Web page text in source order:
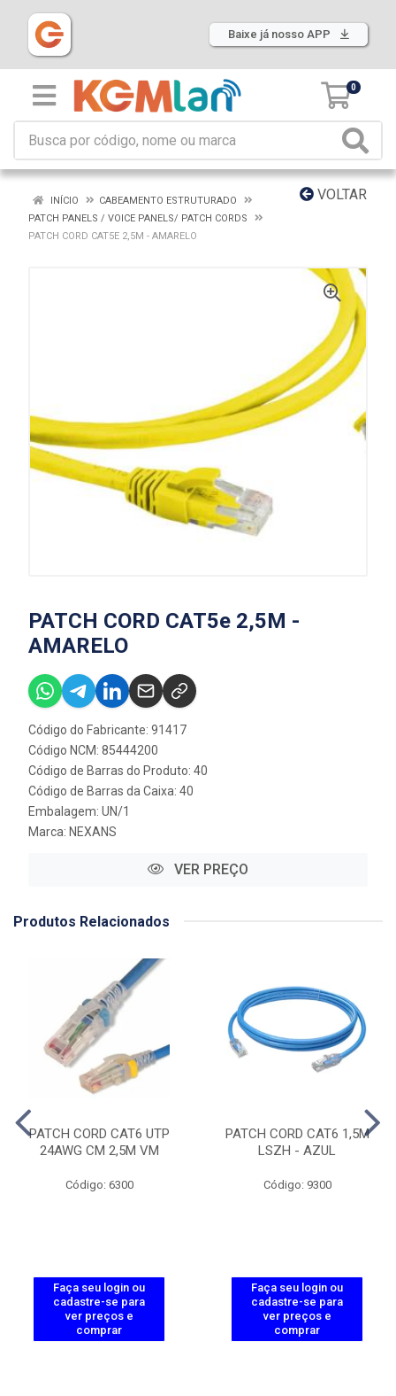
Baixe já nosso APP
0
VOLTAR
INÍCIO
CABEAMENTO ESTRUTURADO
PATCH PANELS / VOICE PANELS/ PATCH CORDS
PATCH CORD CAT5E 2,5M - AMARELO
PATCH CORD CAT5e 2,5M -
AMARELO
Código do Fabricante: 91417
Código NCM: 85444200
Código de Barras do Produto: 40
Código de Barras da Caixa: 40
Embalagem: UN/1
Marca: NEXANS
VER PREÇO
Produtos Relacionados
PATCH CORD CAT6 UTP
24AWG CM 2,5M VM
Código: 6300
Faça seu login ou
cadastre-se para
ver preços e
comprar
PATCH CORD CAT6 1,5M
LSZH - AZUL
Código: 9300
Faça seu login ou
cadastre-se para
ver preços e
comprar